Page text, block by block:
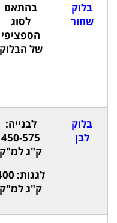
בלוק
שחור
בהתאם
לסוג
הספציפי
של הבלוק
בלוק
לבן
לבנייה:
450-575
ק"ג למ"ק
לגגות:
ק"ג למ"ק